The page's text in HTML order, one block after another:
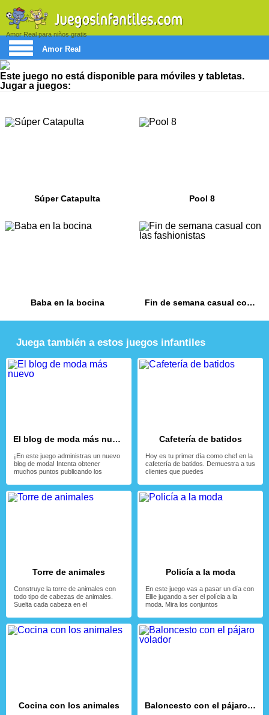
Amor Real para niños gratis
Amor Real
Este juego no está disponible para móviles y tabletas.
Jugar a juegos:
Súper Catapulta Pool 8
Baba en la bocina Fin de semana casual con las fashionistas
Juega también a estos juegos infantiles
El blog de moda más nuevo
¡En este juego administras un nuevo
blog de moda! Intenta obtener
muchos puntos publicando los
Cafetería de batidos
Hoy es tu primer día como chef en la
cafetería de batidos. Demuestra a tus
clientes que puedes
Torre de animales
Construye la torre de animales con
todo tipo de cabezas de animales.
Suelta cada cabeza en el
Policía a la moda
En este juego vas a pasar un día con
Ellie jugando a ser el polícia a la
moda. Mira los conjuntos
Cocina con los animales Baloncesto con el pájaro volador